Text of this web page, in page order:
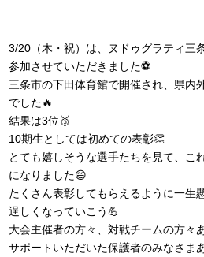
3/20（木・祝）は、ヌドゥグラティ三
参加させていただきました⚽️
三条市の下田体育館で開催され、県内
でした🔥
結果は3位🥉
10期生としては初めての表彰👏
とても嬉しそうな選手たちを見て、こ
になりました😄
たくさん表彰してもらえるように一生
逞しくなっていこう💪
大会主催者の方々、対戦チームの方々
サポートいただいた保護者のみなさま